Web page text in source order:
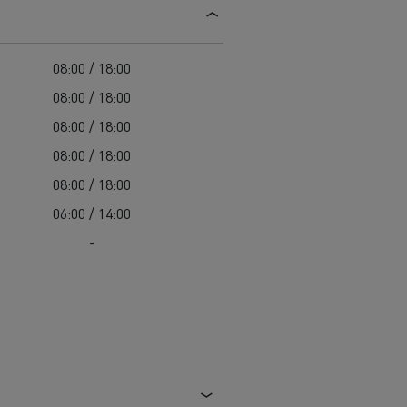
Renault Trucks záruka výrobce
Záchranná a hasičská vozidla
08:00 / 18:00
08:00 / 18:00
08:00 / 18:00
08:00 / 18:00
08:00 / 18:00
06:00 / 14:00
-